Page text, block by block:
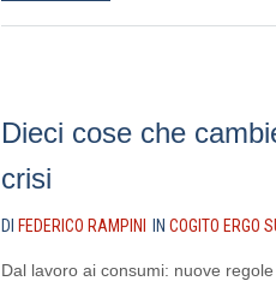
Dieci cose che
crisi
DI FEDERICO RAMPINI IN COGITO ERGO
Dal lavoro ai consumi: nuove